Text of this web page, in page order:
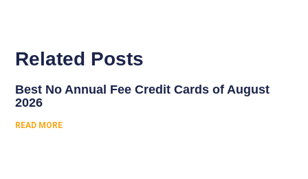
Related Posts
Best No Annual Fee Credit Cards of August
2026
READ MORE